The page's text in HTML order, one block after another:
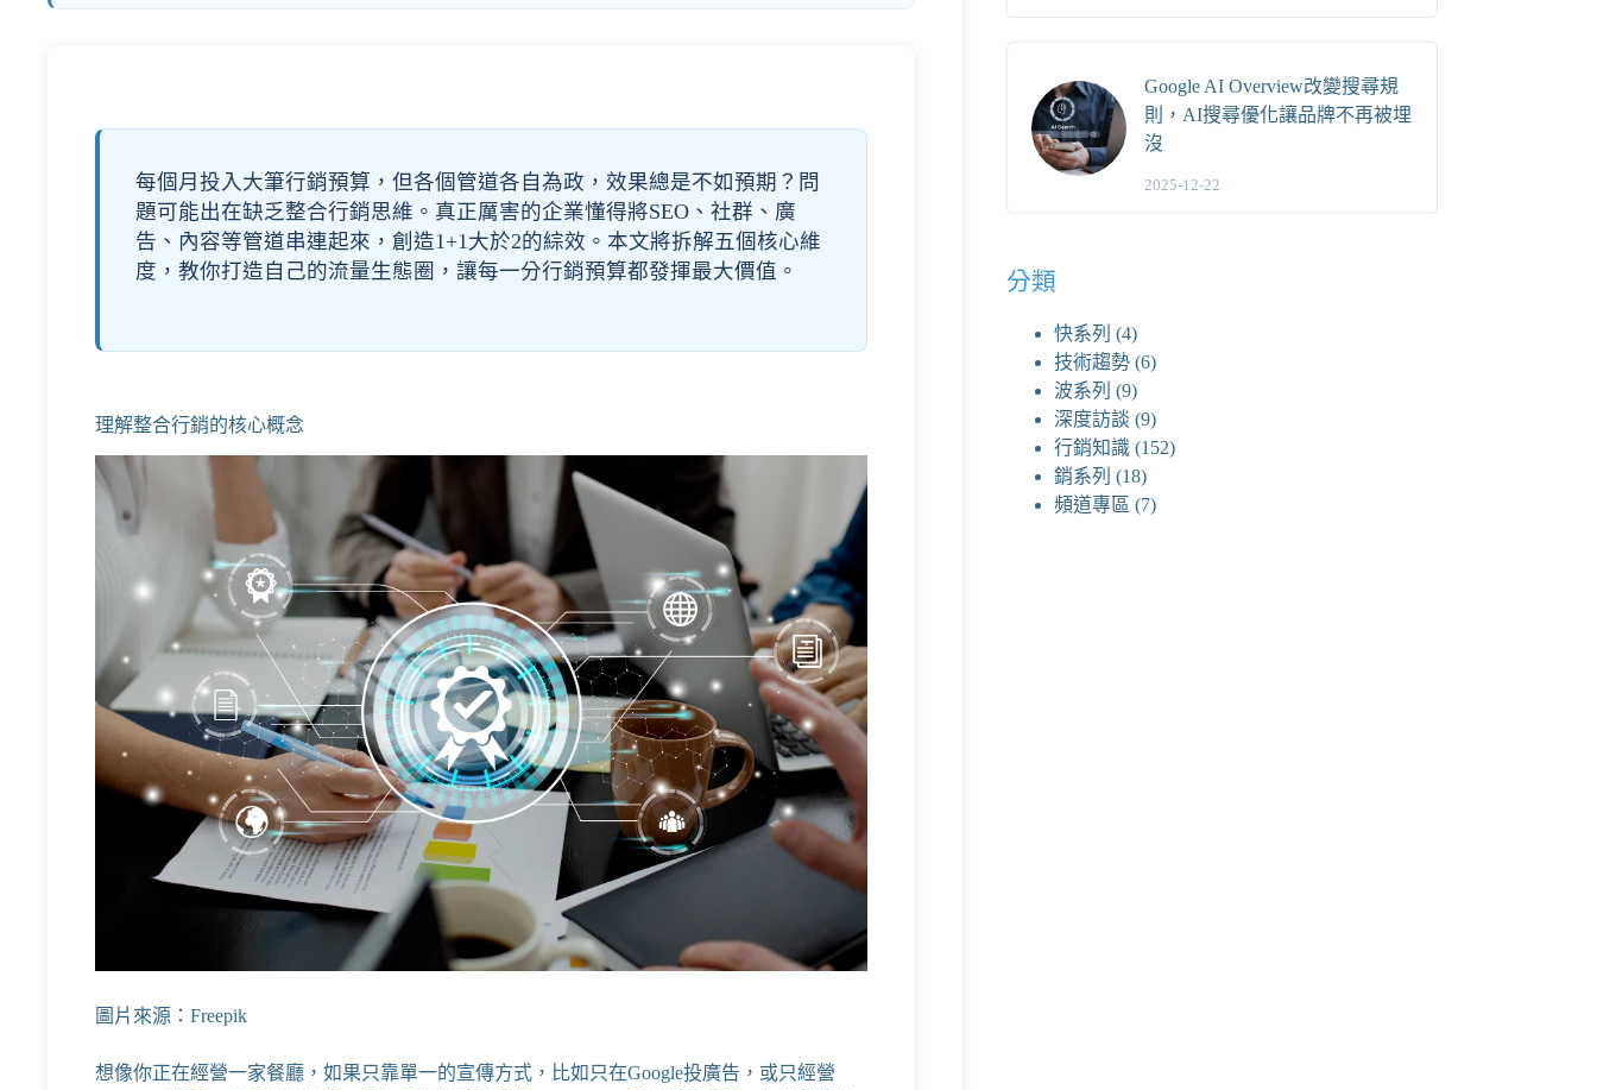
每個月投入大筆行銷預算，但各個管道各自為政，效果總是不如預期？問
題可能出在缺乏整合行銷思維。真正厲害的企業懂得將SEO、社群、廣
告、內容等管道串連起來，創造1+1大於2的綜效。本文將拆解五個核心維
度，教你打造自己的流量生態圈，讓每一分行銷預算都發揮最大價值。
理解整合行銷的核心概念
圖片來源：Freepik
想像你正在經營一家餐廳，如果只靠單一的宣傳方式，比如只在Google投廣告，或只經營
Google AI Overview改變搜尋規
則，AI搜尋優化讓品牌不再被埋
沒
2025-12-22
分類
快系列 (4)
技術趨勢(6)
波系列 (9)
深度訪談 (9)
行銷知識(152)
銷系列 (18)
頻道專區 (7)